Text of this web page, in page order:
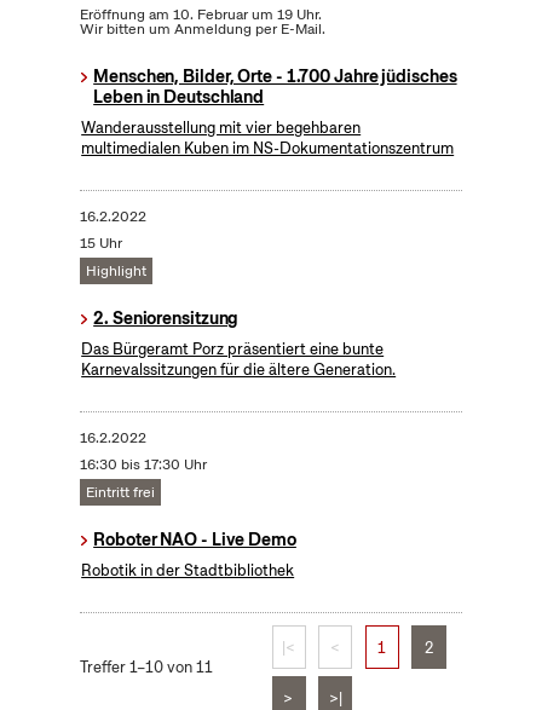
Eröffnung am 10. Februar um 19 Uhr.
Wir bitten um Anmeldung per E-Mail.
Menschen, Bilder, Orte - 1.700 Jahre jüdisches
Leben in Deutschland
Wanderausstellung mit vier begehbaren
multimedialen Kuben im NS-Dokumentationszentrum
16.2.2022
15 Uhr
Highlight
2. Seniorensitzung
Das Bürgeramt Porz präsentiert eine bunte
Karnevalssitzungen für die ältere Generation.
16.2.2022
16:30 bis 17:30 Uhr
Eintritt frei
Roboter NAO - Live Demo
Robotik in der Stadtbibliothek
Treffer 1–10 von 11
|< < 1 2
> >|